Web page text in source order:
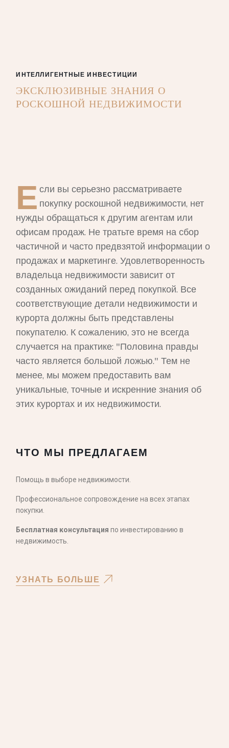
ИНТЕЛЛИГЕНТНЫЕ ИНВЕСТИЦИИ
ЭКСКЛЮЗИВНЫЕ ЗНАНИЯ О
РОСКОШНОЙ НЕДВИЖИМОСТИ
Е сли вы серьезно рассматриваете
покупку роскошной недвижимости, нет
нужды обращаться к другим агентам или
офисам продаж. Не тратьте время на сбор
частичной и часто предвзятой информации о
продажах и маркетинге. Удовлетворенность
владельца недвижимости зависит от
созданных ожиданий перед покупкой. Все
соответствующие детали недвижимости и
курорта должны быть представлены
покупателю. К сожалению, это не всегда
случается на практике: "Половина правды
часто является большой ложью." Тем не
менее, мы можем предоставить вам
уникальные, точные и искренние знания об
этих курортах и их недвижимости.
ЧТО МЫ ПРЕДЛАГАЕМ
Помощь в выборе недвижимости.
Профессиональное сопровождение на всех этапах
покупки.
Бесплатная консультация по инвестированию в
недвижимость.
УЗНАТЬ БОЛЬШЕ